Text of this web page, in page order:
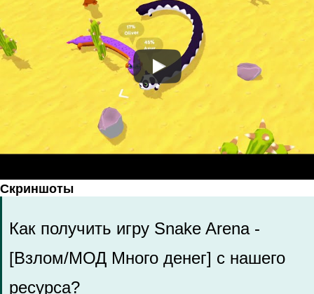
Скриншоты
Как получить игру Snake Arena -
[Взлом/МОД Много денег] с нашего
ресурса?